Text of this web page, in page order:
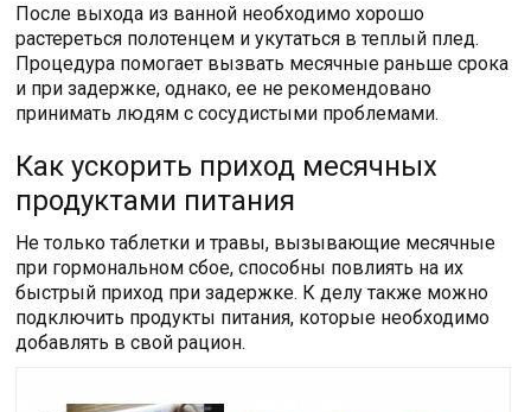
После выхода из ванной необходимо хорошо
растереться полотенцем и укутаться в теплый плед.
Процедура помогает вызвать месячные раньше срока
и при задержке, однако, ее не рекомендовано
принимать людям с сосудистыми проблемами.
Как ускорить приход месячных
продуктами питания
Не только таблетки и травы, вызывающие месячные
при гормональном сбое, способны повлиять на их
быстрый приход при задержке. К делу также можно
подключить продукты питания, которые необходимо
добавлять в свой рацион.